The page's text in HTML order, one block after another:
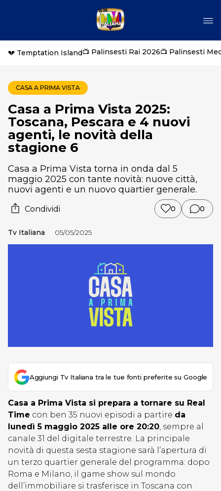
💔 Temptation Island📺 Palinsesti Rai 2026📺 Palinsesti
CASA A PRIMA VISTA
Casa a Prima Vista 2025:
Toscana, Pescara e 4 nuovi
agenti, le novità della
stagione 6
Casa a Prima Vista torna in onda dal 5
maggio 2025 con tante novità: nuove città,
nuovi agenti e un nuovo quartier generale.
Condividi 0 0
Tv Italiana 05/05/2025
Aggiungi Tv Italiana tra le tue fonti preferite su Google
Casa a Prima Vista si prepara a tornare su Real
Time con ben 35 nuovi episodi a partire da
lunedì 5 maggio 2025 alle ore 20:20, sempre al
canale 31 del digitale terrestre. La principale
novità di questa sesta stagione sarà l’apertura di
un terzo quartier generale del programma: dopo
Roma e Milano, il game show sul mondo
dell’immobiliare si trasferisce in Toscana con